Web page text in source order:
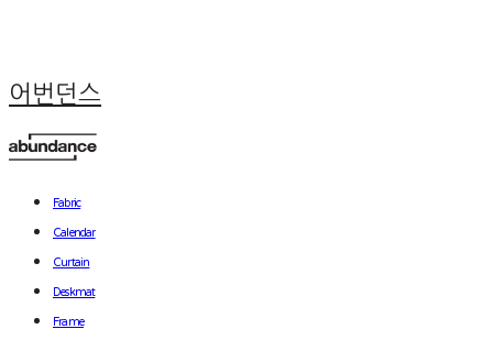
어번던스
Fabric
Calendar
Curtain
Deskmat
Frame